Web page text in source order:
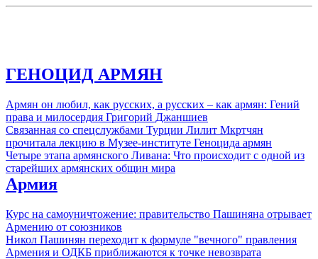
ГЕНОЦИД АРМЯН
Армян он любил, как русских, а русских – как армян: Гений
права и милосердия Григорий Джаншиев
Связанная со спецслужбами Турции Лилит Мкртчян
прочитала лекцию в Музее-институте Геноцида армян
Четыре этапа армянского Ливана: Что происходит с одной из
старейших армянских общин мира
Армия
Курс на самоуничтожение: правительство Пашиняна отрывает
Армению от союзников
Никол Пашинян переходит к формуле "вечного" правления
Армения и ОДКБ приближаются к точке невозврата